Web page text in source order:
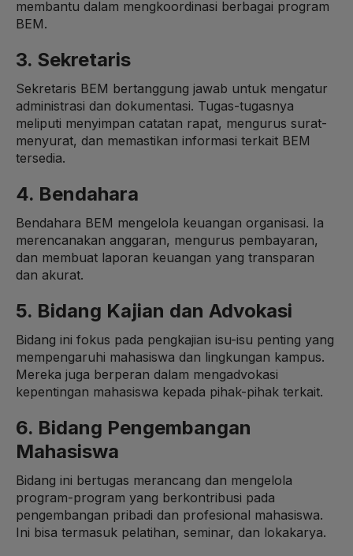
membantu dalam mengkoordinasi berbagai program
BEM.
3. Sekretaris
Sekretaris BEM bertanggung jawab untuk mengatur
administrasi dan dokumentasi. Tugas-tugasnya
meliputi menyimpan catatan rapat, mengurus surat-
menyurat, dan memastikan informasi terkait BEM
tersedia.
4. Bendahara
Bendahara BEM mengelola keuangan organisasi. Ia
merencanakan anggaran, mengurus pembayaran,
dan membuat laporan keuangan yang transparan
dan akurat.
5. Bidang Kajian dan Advokasi
Bidang ini fokus pada pengkajian isu-isu penting yang
mempengaruhi mahasiswa dan lingkungan kampus.
Mereka juga berperan dalam mengadvokasi
kepentingan mahasiswa kepada pihak-pihak terkait.
6. Bidang Pengembangan
Mahasiswa
Bidang ini bertugas merancang dan mengelola
program-program yang berkontribusi pada
pengembangan pribadi dan profesional mahasiswa.
Ini bisa termasuk pelatihan, seminar, dan lokakarya.